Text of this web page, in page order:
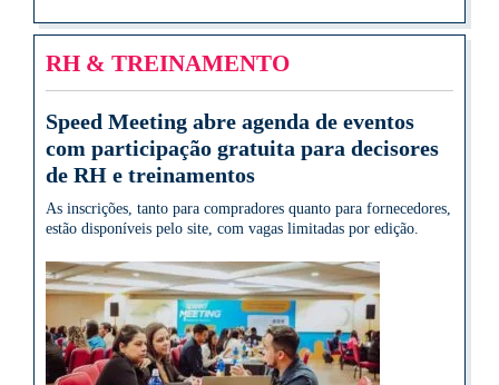
RH & TREINAMENTO
Speed Meeting abre agenda de eventos
com participação gratuita para decisores
de RH e treinamentos
As inscrições, tanto para compradores quanto para fornecedores,
estão disponíveis pelo site, com vagas limitadas por edição.